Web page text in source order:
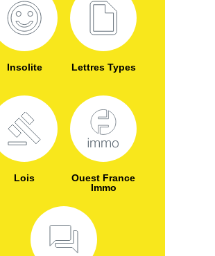
Insolite Lettres Types
Lois
Ouest France
Immo